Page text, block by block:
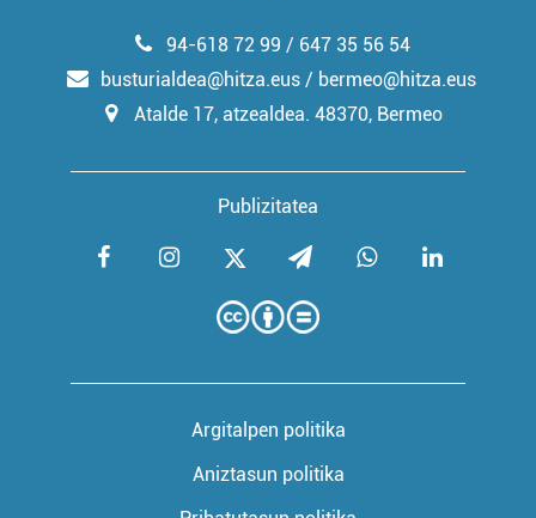
Publizitatea
94-618 72 99 / 647 35 56 54
busturialdea@hitza.eus / bermeo@hitza.eus
Atalde 17, atzealdea. 48370, Bermeo
Argitalpen politika
Aniztasun politika